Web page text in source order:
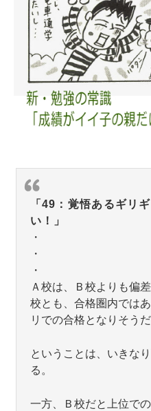
「49：覚悟あるギリ
い！」
・
・
・
Ａ校は、Ｂ校よりも偏
校とも、合格圏内では
リでの合格となりそうだ
ということは、いきな
る。
一方、Ｂ校だと上位で